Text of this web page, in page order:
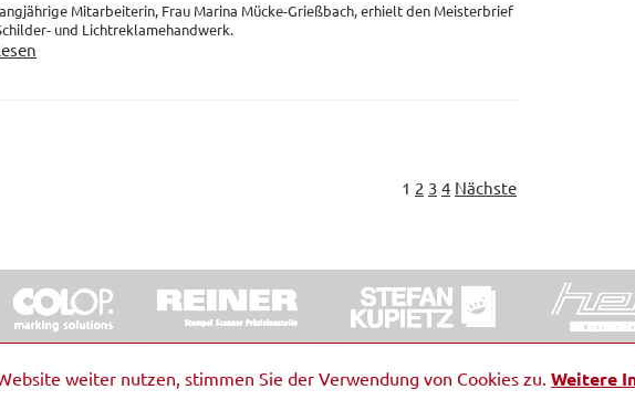
weiter nutzen, stimmen Sie der Verwendung von Cookies zu. Weitere
Mitarbeiterin, Frau Marina Mücke-Grießbach, erhielt den Meisterbrief
und Lichtreklamehandwerk.
1 2 3 4 Nächste
SCHMORRDE GmbH & Co. KG Impressum Barrierefreiheit Kontakt